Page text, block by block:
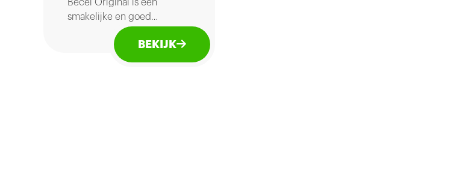
Becel Original is een
smakelijke en goed
smeerbare spread voor op
brood. Becel is vrij van
kunstmatige kleur- en
BEKIJK